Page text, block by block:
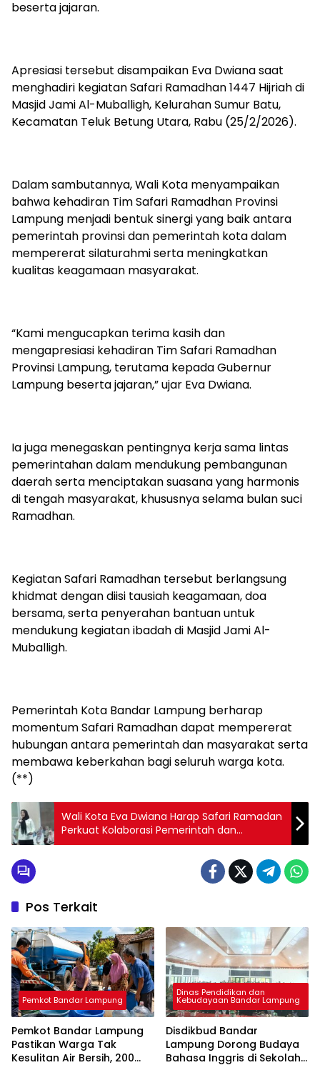
beserta jajaran.
Apresiasi tersebut disampaikan Eva Dwiana saat
menghadiri kegiatan Safari Ramadhan 1447 Hijriah di
Masjid Jami Al-Muballigh, Kelurahan Sumur Batu,
Kecamatan Teluk Betung Utara, Rabu (25/2/2026).
Dalam sambutannya, Wali Kota menyampaikan
bahwa kehadiran Tim Safari Ramadhan Provinsi
Lampung menjadi bentuk sinergi yang baik antara
pemerintah provinsi dan pemerintah kota dalam
mempererat silaturahmi serta meningkatkan
kualitas keagamaan masyarakat.
“Kami mengucapkan terima kasih dan
mengapresiasi kehadiran Tim Safari Ramadhan
Provinsi Lampung, terutama kepada Gubernur
Lampung beserta jajaran,” ujar Eva Dwiana.
Ia juga menegaskan pentingnya kerja sama lintas
pemerintahan dalam mendukung pembangunan
daerah serta menciptakan suasana yang harmonis
di tengah masyarakat, khususnya selama bulan suci
Ramadhan.
Kegiatan Safari Ramadhan tersebut berlangsung
khidmat dengan diisi tausiah keagamaan, doa
bersama, serta penyerahan bantuan untuk
mendukung kegiatan ibadah di Masjid Jami Al-
Muballigh.
Pemerintah Kota Bandar Lampung berharap
momentum Safari Ramadhan dapat mempererat
hubungan antara pemerintah dan masyarakat serta
membawa keberkahan bagi seluruh warga kota.
(**)
Wali Kota Eva Dwiana Harap Safari Ramadan
Perkuat Kolaborasi Pemerintah dan
Masyarakat
Pos Terkait
Pemkot Bandar Lampung
Pemkot Bandar Lampung
Pastikan Warga Tak
Kesulitan Air Bersih, 200
Dinas Pendidikan dan
Kebudayaan Bandar Lampung
Disdikbud Bandar
Lampung Dorong Budaya
Bahasa Inggris di Sekolah